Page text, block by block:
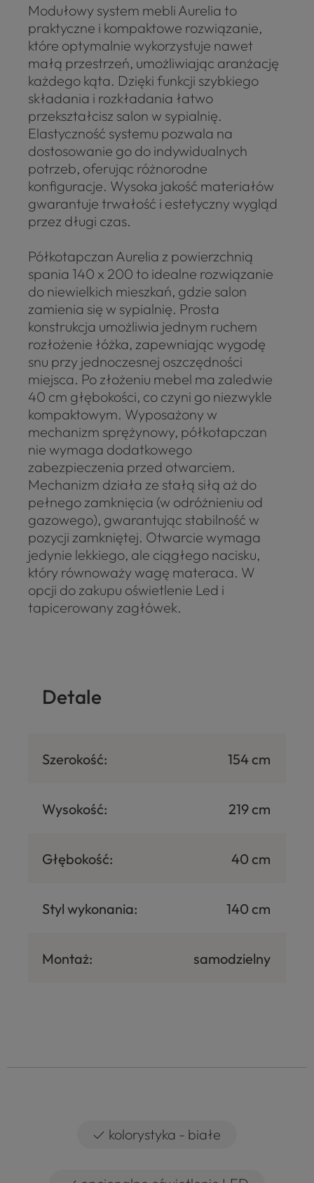
Modułowy system mebli Aurelia to
praktyczne i kompaktowe rozwiązanie,
które optymalnie wykorzystuje nawet
małą przestrzeń, umożliwiając aranżację
każdego kąta. Dzięki funkcji szybkiego
składania i rozkładania łatwo
przekształcisz salon w sypialnię.
Elastyczność systemu pozwala na
dostosowanie go do indywidualnych
potrzeb, oferując różnorodne
konfiguracje. Wysoka jakość materiałów
gwarantuje trwałość i estetyczny wygląd
przez długi czas.
Półkotapczan Aurelia z powierzchnią
spania 140 x 200 to idealne rozwiązanie
do niewielkich mieszkań, gdzie salon
zamienia się w sypialnię. Prosta
konstrukcja umożliwia jednym ruchem
rozłożenie łóżka, zapewniając wygodę
snu przy jednoczesnej oszczędności
miejsca. Po złożeniu mebel ma zaledwie
40 cm głębokości, co czyni go niezwykle
kompaktowym. Wyposażony w
mechanizm sprężynowy, półkotapczan
nie wymaga dodatkowego
zabezpieczenia przed otwarciem.
Mechanizm działa ze stałą siłą aż do
pełnego zamknięcia (w odróżnieniu od
gazowego), gwarantując stabilność w
pozycji zamkniętej. Otwarcie wymaga
jedynie lekkiego, ale ciągłego nacisku,
który równoważy wagę materaca. W
opcji do zakupu oświetlenie Led i
tapicerowany zagłówek.
Detale
Szerokość: 154 cm
Wysokość: 219 cm
Głębokość: 40 cm
Styl wykonania: 140 cm
Montaż: samodzielny
✓ kolorystyka - białe